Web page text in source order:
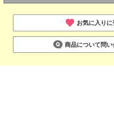
お気に入りに
商品について問い